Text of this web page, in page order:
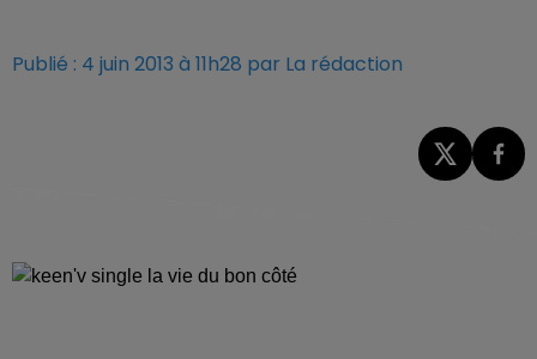
Publié : 4 juin 2013 à 11h28 par La rédaction